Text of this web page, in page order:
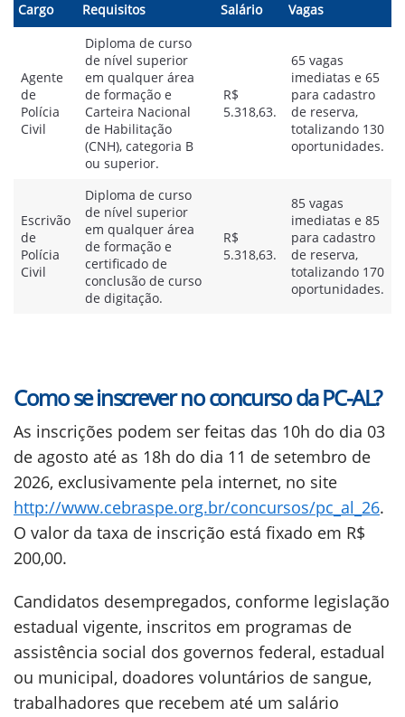
Cargo Requisitos Salário Vagas
Agente
de
Polícia
Civil
Diploma de curso
de nível superior
em qualquer área
de formação e
Carteira Nacional
de Habilitação
(CNH), categoria B
ou superior.
R$
5.318,63.
65 vagas
imediatas e 65
para cadastro
de reserva,
totalizando 130
oportunidades.
Escrivão
de
Polícia
Civil
Diploma de curso
de nível superior
em qualquer área
de formação e
certificado de
conclusão de curso
de digitação.
R$
5.318,63.
85 vagas
imediatas e 85
para cadastro
de reserva,
totalizando 170
oportunidades.
Como se inscrever no concurso da PC-AL?
As inscrições podem ser feitas das 10h do dia 03
de agosto até as 18h do dia 11 de setembro de
2026, exclusivamente pela internet, no site
http://www.cebraspe.org.br/concursos/pc_al_26.
O valor da taxa de inscrição está fixado em R$
200,00.
Candidatos desempregados, conforme legislação
estadual vigente, inscritos em programas de
assistência social dos governos federal, estadual
ou municipal, doadores voluntários de sangue,
trabalhadores que recebem até um salário